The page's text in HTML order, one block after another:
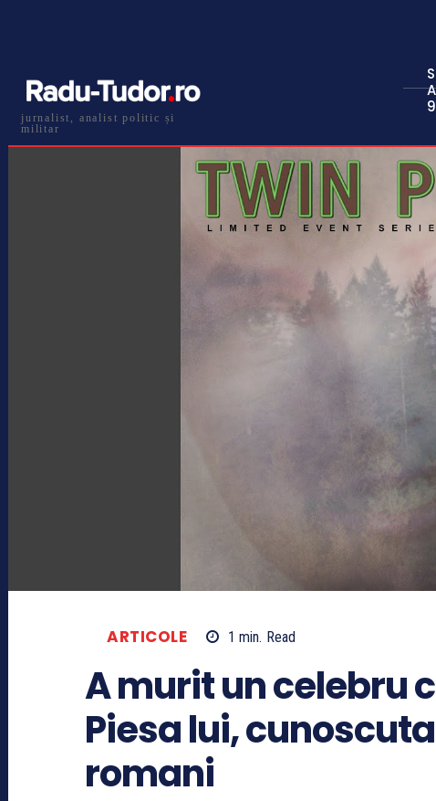
jurnalist, analist politic și
militar
ARTICOLE 1 min. Read
A murit un celebru
Piesa lui,
romani